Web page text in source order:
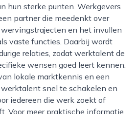
hun sterke punten. Werkgevers
partner die meedenkt over
en het invullen
vaste functies. Daarbij wordt
relaties, zodat werktalent de
wensen goed leert kennen.
lokale marktkennis en een
snel te schakelen en
iedereen die werk zoekt of
Voor meer praktische informatie